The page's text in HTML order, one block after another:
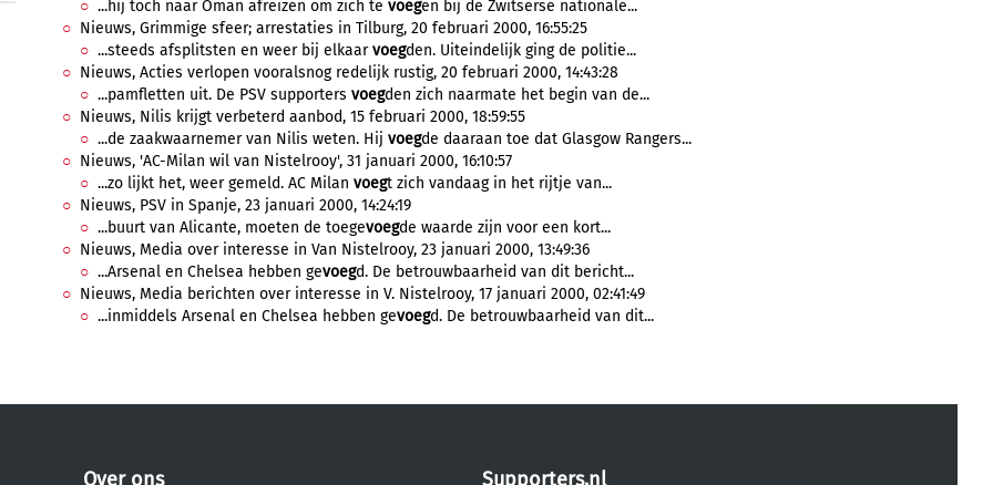
...hij toch naar Oman afreizen om zich te voegen bij de Zwitserse nationale...
Nieuws, Grimmige sfeer; arrestaties in Tilburg, 20 februari 2000, 16:55:25
...steeds afsplitsten en weer bij elkaarvoegden. Uiteindelijk ging de politie...
Nieuws, Acties verlopen vooralsnog redelijk rustig, 20 februari 2000, 14:43:28
...pamfletten uit. De PSV supporters voegden zich naarmate het begin van de...
Nieuws, Nilis krijgt verbeterd aanbod, 15 februari 2000, 18:59:55
...de zaakwaarnemer van Nilis weten. Hij voegde daaraan toe dat Glasgow Rangers...
Nieuws, 'AC-Milan wil van Nistelrooy', 31 januari 2000, 16:10:57
...zo lijkt het, weer gemeld. AC Milan voegt zich vandaag in het rijtje van...
Nieuws, PSV in Spanje, 23 januari 2000, 14:24:19
...buurt van Alicante, moeten de toegevoegde waarde zijn voor een kort...
Nieuws, Media over interesse in Van Nistelrooy, 23 januari 2000, 13:49:36
...Arsenal en Chelsea hebben gevoegd. De betrouwbaarheid van dit bericht...
Nieuws, Media berichten over interesse in V. Nistelrooy, 17 januari 2000, 02:41:49
...inmiddels Arsenal en Chelsea hebben gevoegd. De betrouwbaarheid van dit...
Over ons Supporters.nl